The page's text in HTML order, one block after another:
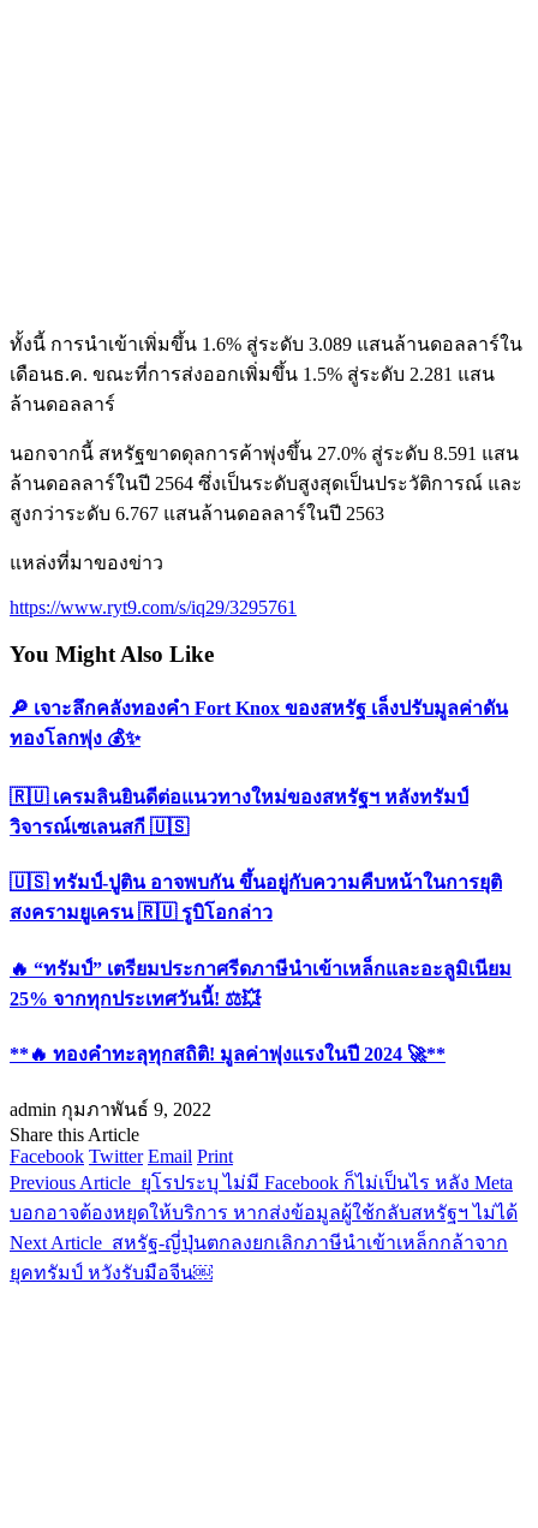
ทั้งนี้ การนำเข้าเพิ่มขึ้น 1.6% สู่ระดับ 3.089 แสนล้านดอลลาร์ใน
เดือนธ.ค. ขณะที่การส่งออกเพิ่มขึ้น 1.5% สู่ระดับ 2.281 แสน
ล้านดอลลาร์
นอกจากนี้ สหรัฐขาดดุลการค้าพุ่งขึ้น 27.0% สู่ระดับ 8.591 แสน
ล้านดอลลาร์ในปี 2564 ซึ่งเป็นระดับสูงสุดเป็นประวัติการณ์ และ
สูงกว่าระดับ 6.767 แสนล้านดอลลาร์ในปี 2563
แหล่งที่มาของข่าว
https://www.ryt9.com/s/iq29/3295761
You Might Also Like
🔎 เจาะลึกคลังทองคำ Fort Knox ของสหรัฐ เล็งปรับมูลค่าดัน
ทองโลกพุ่ง 💰✨
🇷🇺 เครมลินยินดีต่อแนวทางใหม่ของสหรัฐฯ หลังทรัมป์
วิจารณ์เซเลนสกี 🇺🇸
🇺🇸 ทรัมป์-ปูติน อาจพบกัน ขึ้นอยู่กับความคืบหน้าในการยุติ
สงครามยูเครน 🇷🇺 รูบิโอกล่าว
🔥 “ทรัมป์” เตรียมประกาศรีดภาษีนำเข้าเหล็กและอะลูมิเนียม
25% จากทุกประเทศวันนี้! ⚖️💥
**🔥 ทองคำทะลุทุกสถิติ! มูลค่าพุ่งแรงในปี 2024 🚀**
admin กุมภาพันธ์ 9, 2022
Share this Article
Facebook Twitter Email Print
Previous Article ยุโรประบุ ไม่มี Facebook ก็ไม่เป็นไร หลัง Meta
บอกอาจต้องหยุดให้บริการ หากส่งข้อมูลผู้ใช้กลับสหรัฐฯ ไม่ได้
Next Article สหรัฐ-ญี่ปุ่นตกลงยกเลิกภาษีนำเข้าเหล็กกล้าจาก
ยุคทรัมป์ หวังรับมือจีน￼